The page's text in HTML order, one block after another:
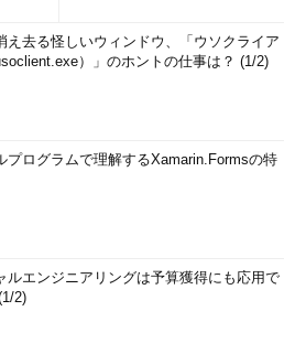
え去る怪しいウィンドウ、「ウソクライア
）」のホントの仕事は？ (1/2)
プログラムで理解するXamarin.Formsの特
ルエンジニアリングは予算獲得にも応用で
2)